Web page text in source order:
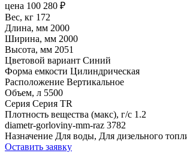
цена 100 280 ₽
Вес, кг 172
Длина, мм 2000
Ширина, мм 2000
Высота, мм 2051
Цветовой вариант Синий
Форма емкости Цилиндрическая
Расположение Вертикальное
Объем, л 5500
Серия Серия TR
Плотность вещества (макс), г/с 1.2
diametr-gorloviny-mm-raz 3782
Назначение Для воды, Для дизельного
Оставить заявку